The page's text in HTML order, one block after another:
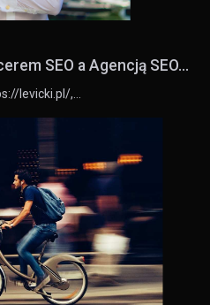
SEO a Agencją SEO...
levicki.pl/,…